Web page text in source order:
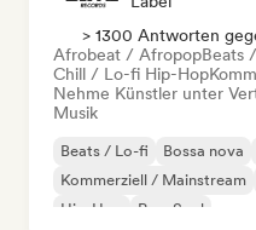
> 1300 Antworten
Afrobeat / AfropopBeats
Chill / Lo-fi Hip-Hop
Nehme Künstler unter
Musik
Beats / Lo-fi Bossa nova
Kommerziell / Mainstream
Hip-Hop
Pop-Soul